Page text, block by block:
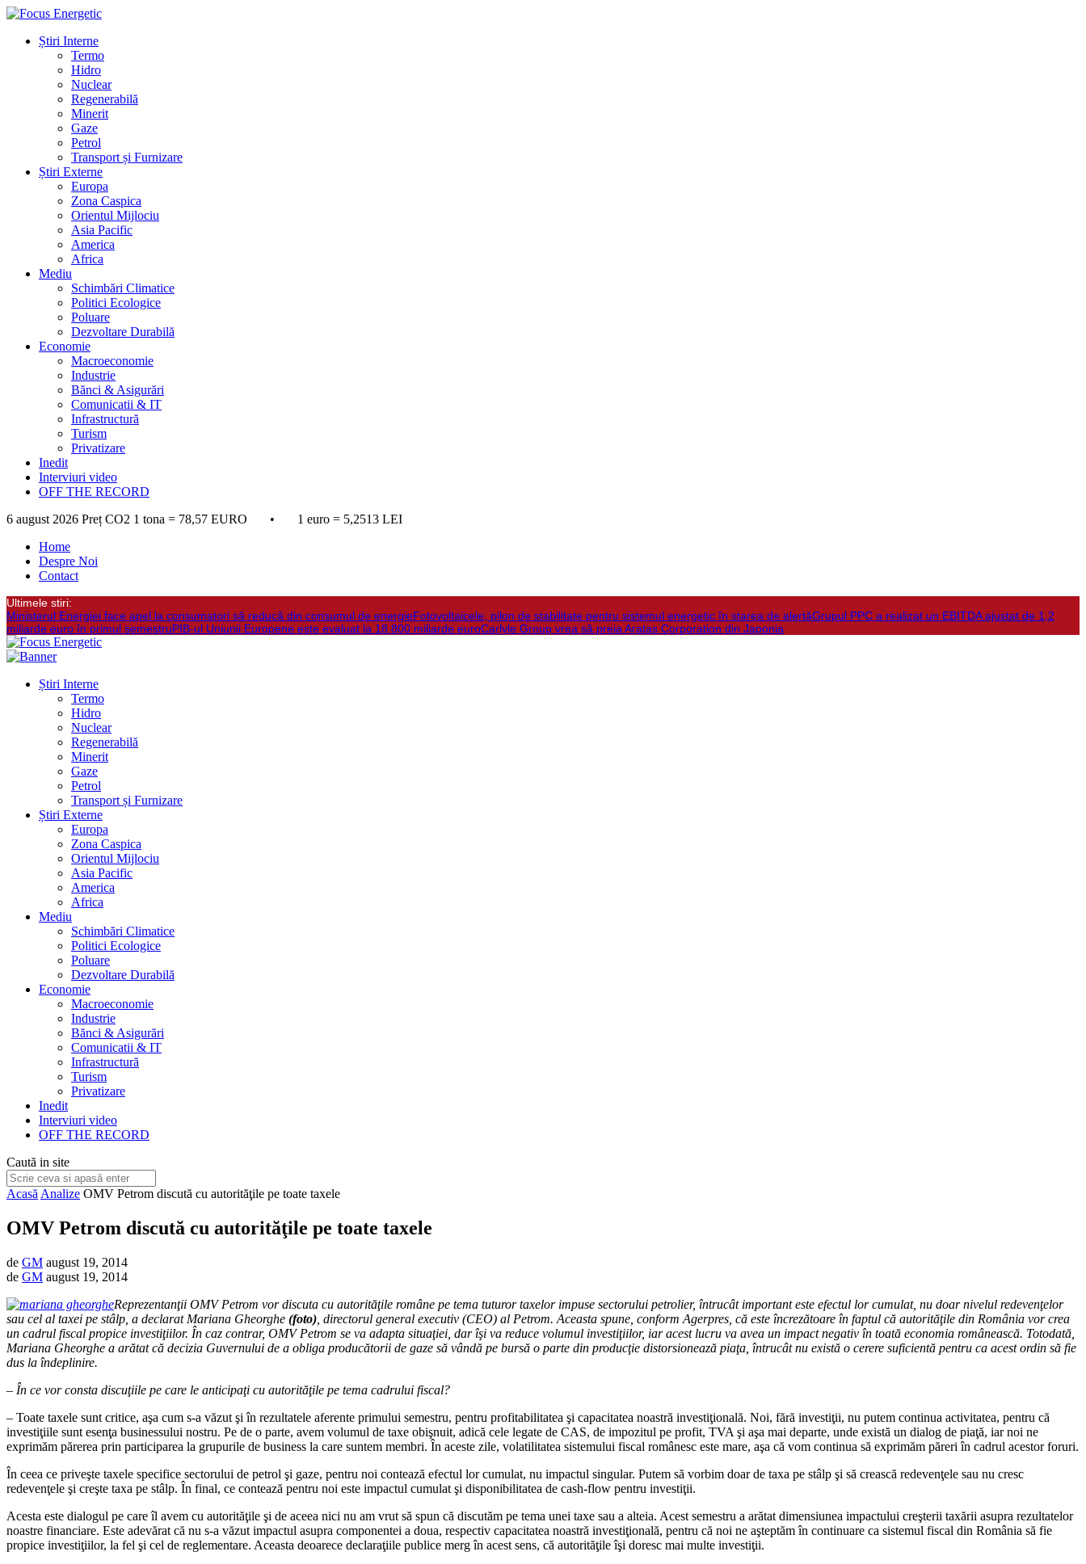
Știri Interne
Termo
Hidro
Nuclear
Regenerabilă
Minerit
Gaze
Petrol
Transport și Furnizare
Știri Externe
Europa
Zona Caspica
Orientul Mijlociu
Asia Pacific
America
Africa
Mediu
Schimbări Climatice
Politici Ecologice
Poluare
Dezvoltare Durabilă
Economie
Macroeconomie
Industrie
Bănci & Asigurări
Comunicatii & IT
Infrastructură
Turism
Privatizare
Inedit
Interviuri video
OFF THE RECORD
6 august 2026 Preț CO2 1 tona = 78,57 EURO • 1 euro = 5,2513 LEI
Home
Despre Noi
Contact
Ultimele stiri:
Ministerul Energiei face apel la consumatori să reducă din consumul de energieFotovoltaicele, pilon de stabilitate pentru sistemul energetic în starea de alertăGrupul PPC a realizat un EBITDA ajustat de 1,2
miliarde euro în primul semestruPIB-ul Uniunii Europene este evaluat la 18.800 miliarde euroCarlyle Group vrea să preia Aratas Corporation din Japonia
Știri Interne
Termo
Hidro
Nuclear
Regenerabilă
Minerit
Gaze
Petrol
Transport și Furnizare
Știri Externe
Europa
Zona Caspica
Orientul Mijlociu
Asia Pacific
America
Africa
Mediu
Schimbări Climatice
Politici Ecologice
Poluare
Dezvoltare Durabilă
Economie
Macroeconomie
Industrie
Bănci & Asigurări
Comunicatii & IT
Infrastructură
Turism
Privatizare
Inedit
Interviuri video
OFF THE RECORD
Caută in site
Acasă Analize OMV Petrom discută cu autorităţile pe toate taxele
OMV Petrom discută cu autorităţile pe toate taxele
de GM august 19, 2014
de GM august 19, 2014
Reprezentanţii OMV Petrom vor discuta cu autorităţile române pe tema tuturor taxelor impuse sectorului petrolier, întrucât important este efectul lor cumulat, nu doar nivelul redevenţelor
sau cel al taxei pe stâlp, a declarat Mariana Gheorghe (foto) , directorul general executiv (CEO) al Petrom. Aceasta spune, conform Agerpres, că este încrezătoare în faptul că autorităţile din România vor crea
un cadrul fiscal propice investiţiilor. În caz contrar, OMV Petrom se va adapta situaţiei, dar îşi va reduce volumul investiţiilor, iar acest lucru va avea un impact negativ în toată economia românească. Totodată,
Mariana Gheorghe a arătat că decizia Guvernului de a obliga producătorii de gaze să vândă pe bursă o parte din producţie distorsionează piaţa, întrucât nu există o cerere suficientă pentru ca acest ordin să fie
dus la îndeplinire.
– În ce vor consta discuţiile pe care le anticipaţi cu autorităţile pe tema cadrului fiscal?
– Toate taxele sunt critice, aşa cum s-a văzut şi în rezultatele aferente primului semestru, pentru profitabilitatea şi capacitatea noastră investiţională. Noi, fără investiţii, nu putem continua activitatea, pentru că
investiţiile sunt esenţa businessului nostru. Pe de o parte, avem volumul de taxe obişnuit, adică cele legate de CAS, de impozitul pe profit, TVA şi aşa mai departe, unde există un dialog de piaţă, iar noi ne
exprimăm părerea prin participarea la grupurile de business la care suntem membri. În aceste zile, volatilitatea sistemului fiscal românesc este mare, aşa că vom continua să exprimăm păreri în cadrul acestor foruri.
În ceea ce priveşte taxele specifice sectorului de petrol şi gaze, pentru noi contează efectul lor cumulat, nu impactul singular. Putem să vorbim doar de taxa pe stâlp şi să crească redevenţele sau nu cresc
redevenţele şi creşte taxa pe stâlp. În final, ce contează pentru noi este impactul cumulat şi disponibilitatea de cash-flow pentru investiţii.
Acesta este dialogul pe care îl avem cu autorităţile şi de aceea nici nu am vrut să spun că discutăm pe tema unei taxe sau a alteia. Acest semestru a arătat dimensiunea impactului creşterii taxării asupra rezultatelor
noastre financiare. Este adevărat că nu s-a văzut impactul asupra componentei a doua, respectiv capacitatea noastră investiţională, pentru că noi ne aşteptăm în continuare ca sistemul fiscal din România să fie
propice investiţiilor, la fel şi cel de reglementare. Aceasta deoarece declaraţiile publice merg în acest sens, că autorităţile îşi doresc mai multe investiţii.